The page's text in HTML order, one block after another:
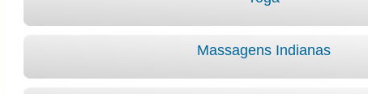
Massagens Indianas